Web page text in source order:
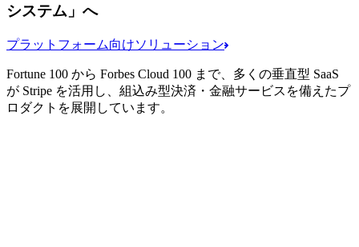
システム」へ
プラットフォーム向けソリューション
Fortune 100 から Forbes Cloud 100 まで、多くの垂直型 SaaS
が Stripe を活用し、組込み型決済・金融サービスを備えたプ
ロダクトを展開しています。